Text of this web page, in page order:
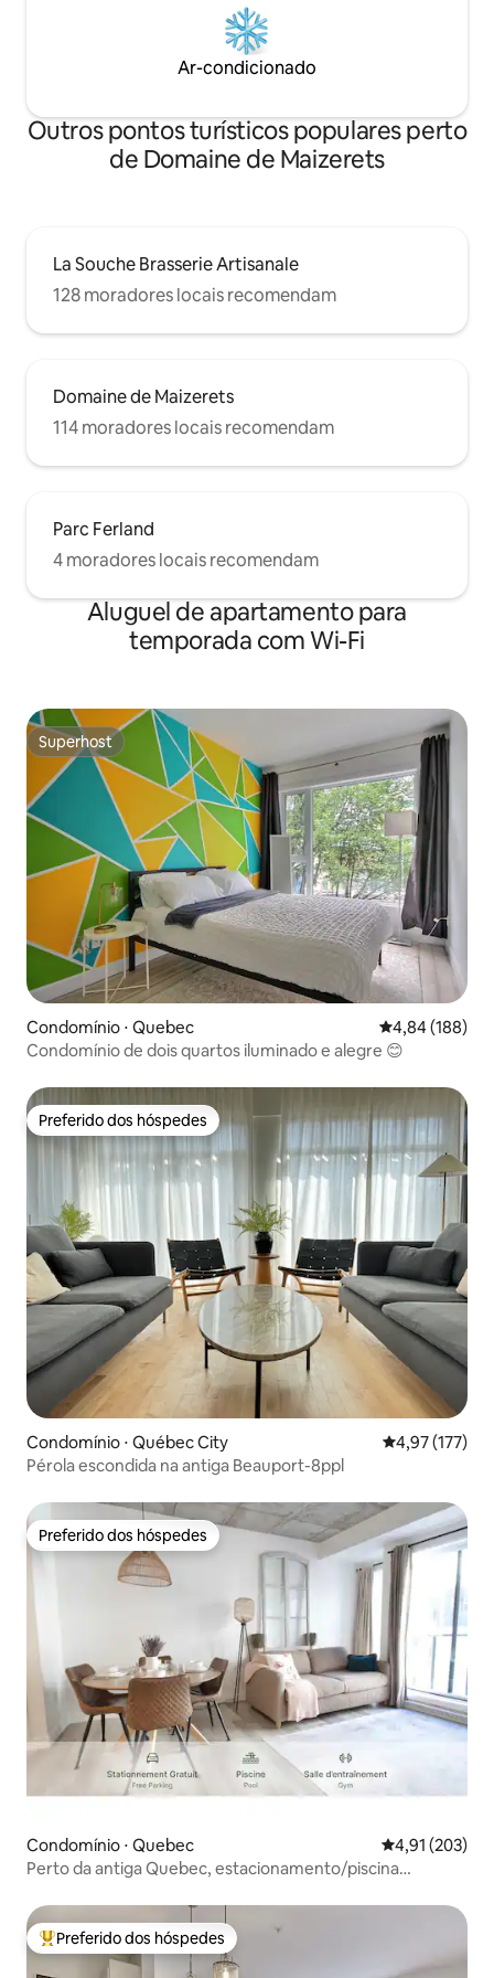
Ar-condicionado
Outros pontos turísticos populares perto
de Domaine de Maizerets
La Souche Brasserie Artisanale
128 moradores locais recomendam
Domaine de Maizerets
114 moradores locais recomendam
Parc Ferland
4 moradores locais recomendam
Aluguel de apartamento para
temporada com Wi-Fi
Superhost
Superhost
Condomínio ⋅ Quebec 4,84 de uma
4,84 (188)
Condomínio de dois quartos iluminado e alegre 😊
Preferido dos hóspedes
Preferido dos hóspedes
Condomínio ⋅ Québec City 4,97 de uma
4,97 (177)
Pérola escondida na antiga Beauport-8ppl
Preferido dos hóspedes
Preferido dos hóspedes
Condomínio ⋅ Quebec 4,91 de uma
4,91 (203)
Perto da antiga Quebec, estacionamento/piscina
Entre os melhores preferidos dos hóspedes
Preferido dos hóspedes